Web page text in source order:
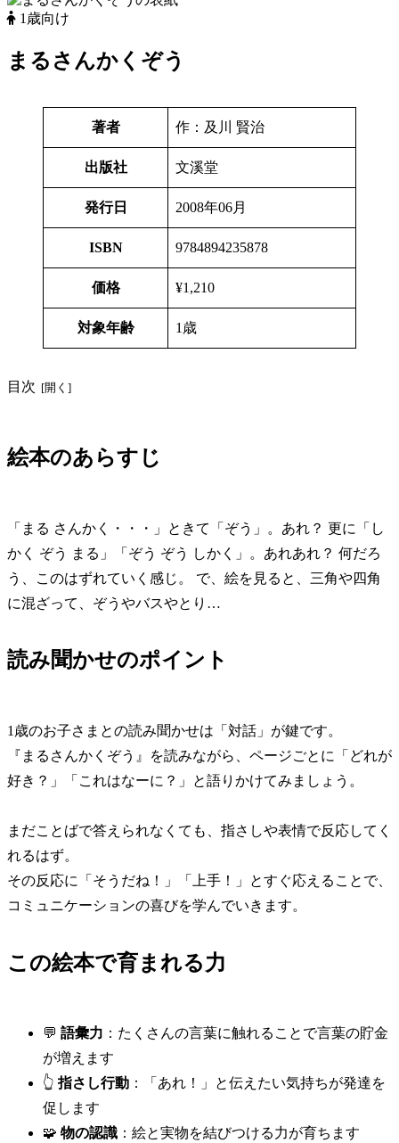
1歳向け
まるさんかくぞう
著者 作：及川 賢治
出版社 文溪堂
発行日 2008年06月
ISBN 9784894235878
価格 ¥1,210
対象年齢 1歳
目次
絵本のあらすじ
「まる さんかく・・・」ときて「ぞう」。あれ？ 更に「し
かく ぞう まる」「ぞう ぞう しかく」。あれあれ？ 何だろ
う、このはずれていく感じ。 で、絵を見ると、三角や四角
に混ざって、ぞうやバスやとり…
読み聞かせのポイント
1歳のお子さまとの読み聞かせは「対話」が鍵です。
『まるさんかくぞう』を読みながら、ページごとに「どれが
好き？」「これはなーに？」と語りかけてみましょう。
まだことばで答えられなくても、指さしや表情で反応してく
れるはず。
その反応に「そうだね！」「上手！」とすぐ応えることで、
コミュニケーションの喜びを学んでいきます。
この絵本で育まれる力
💬 語彙力 ：たくさんの言葉に触れることで言葉の貯金
が増えます
👆指さし行動 ：「あれ！」と伝えたい気持ちが発達を
促します
🧩 物の認識 ：絵と実物を結びつける力が育ちます